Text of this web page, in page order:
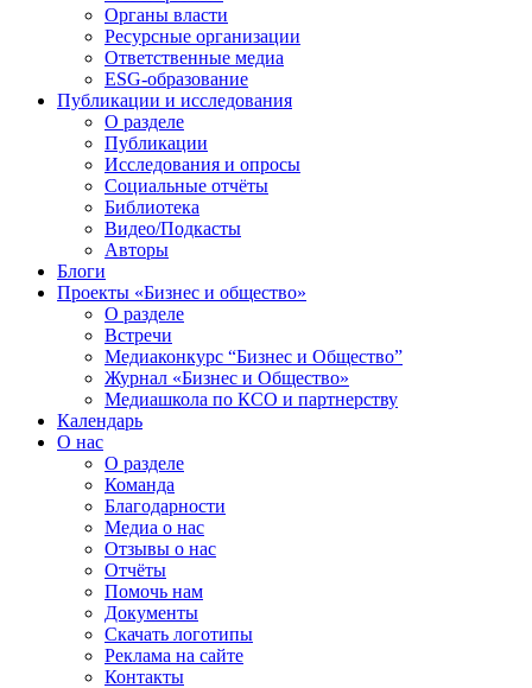
Органы власти
Ресурсные организации
Ответственные медиа
ESG-образование
Публикации и исследования
О разделе
Публикации
Исследования и опросы
Социальные отчёты
Библиотека
Видео/Подкасты
Авторы
Блоги
Проекты «Бизнес и общество»
О разделе
Встречи
Медиаконкурс “Бизнес и Общество”
Журнал «Бизнес и Общество»
Медиашкола по КСО и партнерству
Календарь
О нас
О разделе
Команда
Благодарности
Медиа о нас
Отзывы о нас
Отчёты
Помочь нам
Документы
Скачать логотипы
Реклама на сайте
Контакты